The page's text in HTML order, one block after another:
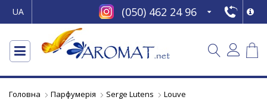
UA (050) 462 24 96
Головна Парфумерія Serge Lutens Louve